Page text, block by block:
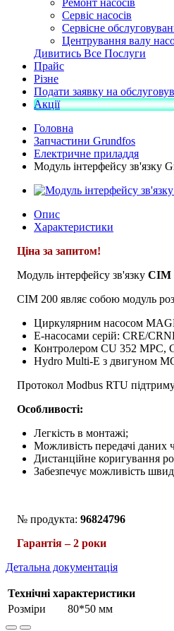
Сервіс насосів
Сервісне
Центрування валу
Дивитись Все Послуги
Прайс
Різне
Подати заявку на
Акції
Головна
Запчастини Grundfos
Електричне приладдя
Модуль інтерфейсу зв'язку
Опис
Характеристики
Ціна за запитом!
Модуль інтерфейсу зв'язку CIM
CIM 200 являє собою модуль
Циркулярним насосом
E-насосами серій: CRE/
Контролером CU 352 MPC,
Hydro Multi-E з двигуном
Протокол Modbus RTU
Особливості:
Легкість в монтажі;
Можливість передачі
Дистанційне коригування
Забезпечує можливість
№ продукта: 96824796
Гарантія – 2 роки
Детальна документація
Технічні характеристики
Розміри
80*50 мм